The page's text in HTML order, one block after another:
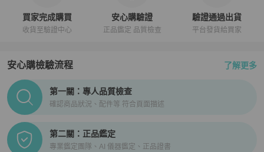
買家完成購買
收貨至驗證中心
安心購驗證
正品鑑定 品質檢查
驗證通過出貨
平台發貨給買家
安心購檢驗流程 了解更多
PopChill拍拍圈正品驗證、安心購檢驗流程介紹
第一關：專人品質檢查
確認商品狀況、配件等 符合頁面描述
第二關：正品鑑定
專業鑑定團隊、AI 儀器鑑定、正品證書